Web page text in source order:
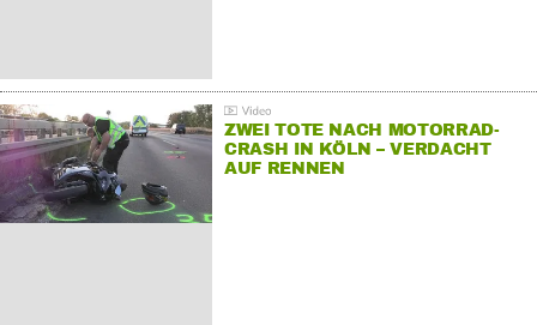
ZWEI TOTE NACH MOTORRAD-
CRASH IN KÖLN – VERDACHT
AUF RENNEN